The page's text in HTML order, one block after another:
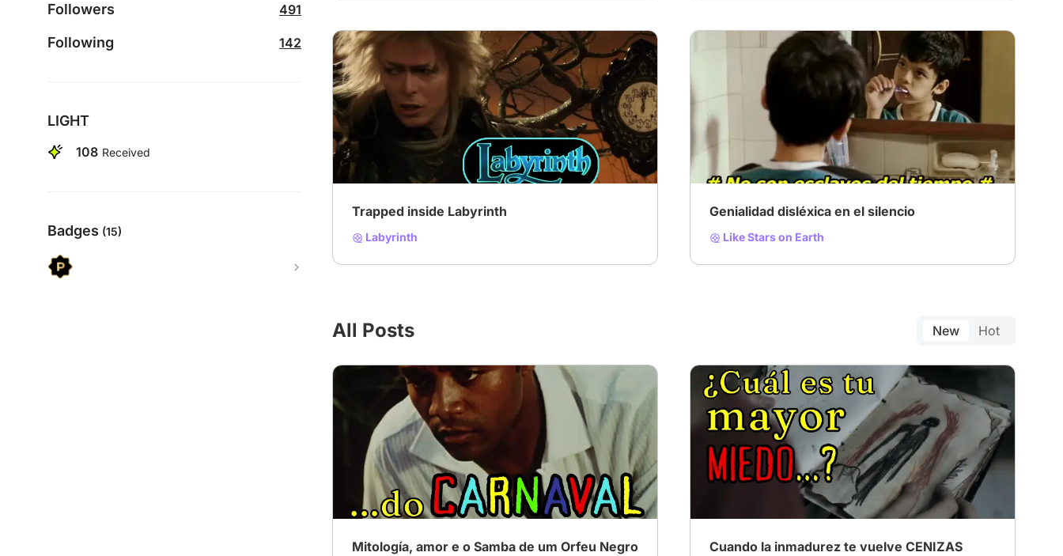
Followers 491
Following 142
LIGHT
108 Received
Badges (15)
# My guilty pleasure on screen # cult movies # Cult
Trapped inside Labyrinth
Labyrinth
# Obra maestra # oscar nominated
Genialidad disléxica en el silencio
Like Stars on Earth
All Posts New Hot
# Drama # Romance # reencarnação
Mitología, amor e o Samba de um Orfeu Negro
# Suspense # Horror
Cuando la inmadurez te vuelve CENIZAS